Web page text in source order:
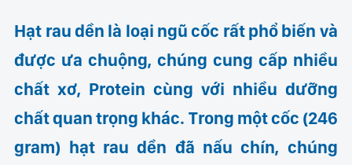
Hạt rau dền là loại ngũ cốc rất phổ biến và
được ưa chuộng, chúng cung cấp nhiều
chất xơ, Protein cùng với nhiều dưỡng
chất quan trọng khác. Trong một cốc (246
gram) hạt rau dền đã nấu chín, chúng